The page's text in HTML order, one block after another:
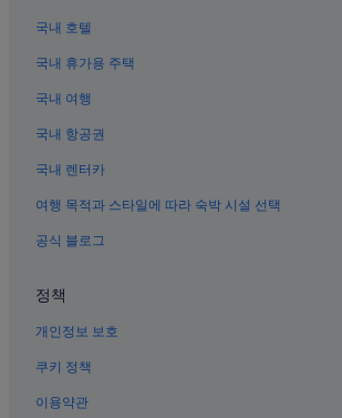
남해 호텔
밀양의 모텔
거제의 게스트하우스
고성의 Hilton Hotels
고기리의 펜션
남해의 Hilton Hotels
진주의 콘도
도만의 Accor Hotels
오수의 펜션
산달의 펜션
진주의 모텔
국내 호텔
국내 휴가용 주택
국내 여행
국내 항공권
국내 렌터카
여행 목적과 스타일에 따라 숙박 시설 선택
공식 블로그
정책
개인정보 보호
쿠키 정책
이용약관